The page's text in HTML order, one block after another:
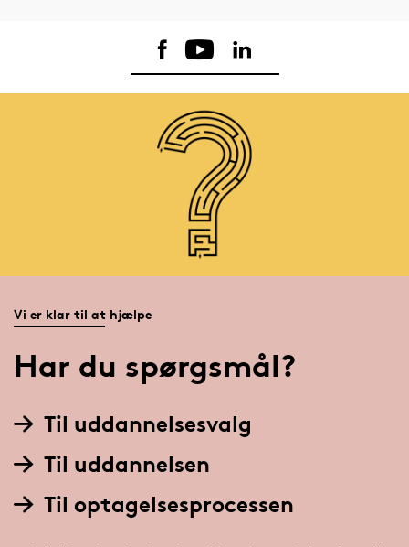
Vi er klar til at hjælpe
Har du spørgsmål?
Til uddannelsesvalg
Til uddannelsen
Til optagelsesprocessen